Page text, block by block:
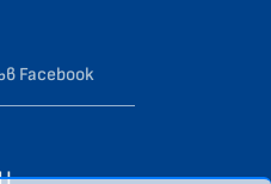
Facebook